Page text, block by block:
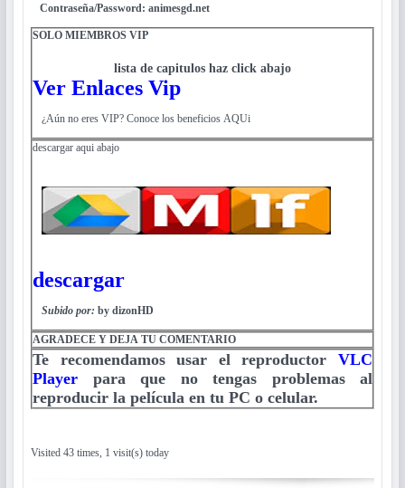
Contraseña/Password: animesgd.net
SOLO MIEMBROS VIP
lista de capitulos haz click abajo
Ver Enlaces Vip
¿Aún no eres VIP? Conoce los beneficios AQUi
descargar aqui abajo
descargar
Subido por: by dizonHD
AGRADECE Y DEJA TU COMENTARIO
Te recomendamos usar el reproductor VLC
Player para que no tengas problemas al
reproducir la película en tu PC o celular.
Visited 43 times, 1 visit(s) today